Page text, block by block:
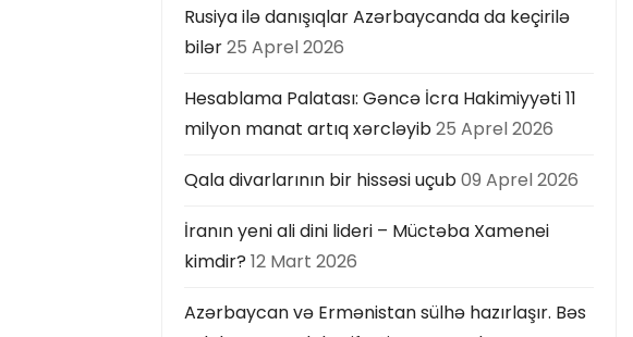
Rusiya ilə danışıqlar Azərbaycanda da keçirilə
bilər25 Aprel 2026
Hesablama Palatası: Gəncə İcra Hakimiyyəti 11
milyon manat artıq xərcləyib25 Aprel 2026
Qala divarlarının bir hissəsi uçub09 Aprel 2026
İranın yeni ali dini lideri – Müctəba Xamenei
kimdir? 12 Mart 2026
Azərbaycan və Ermənistan sülhə hazırlaşır. Bəs